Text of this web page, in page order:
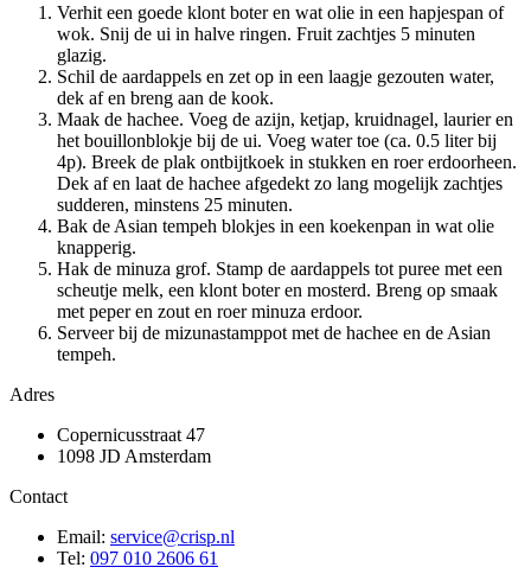
Verhit een goede klont boter en wat olie in een hapjespan of
wok. Snij de ui in halve ringen. Fruit zachtjes 5 minuten
glazig.
Schil de aardappels en zet op in een laagje gezouten water,
dek af en breng aan de kook.
Maak de hachee. Voeg de azijn, ketjap, kruidnagel, laurier en
het bouillonblokje bij de ui. Voeg water toe (ca. 0.5 liter bij
4p). Breek de plak ontbijtkoek in stukken en roer erdoorheen.
Dek af en laat de hachee afgedekt zo lang mogelijk zachtjes
sudderen, minstens 25 minuten.
Bak de Asian tempeh blokjes in een koekenpan in wat olie
knapperig.
Hak de minuza grof. Stamp de aardappels tot puree met een
scheutje melk, een klont boter en mosterd. Breng op smaak
met peper en zout en roer minuza erdoor.
Serveer bij de mizunastamppot met de hachee en de Asian
tempeh.
Adres
Copernicusstraat 47
1098 JD Amsterdam
Contact
Email: service@crisp.nl
Tel: 097 010 2606 61